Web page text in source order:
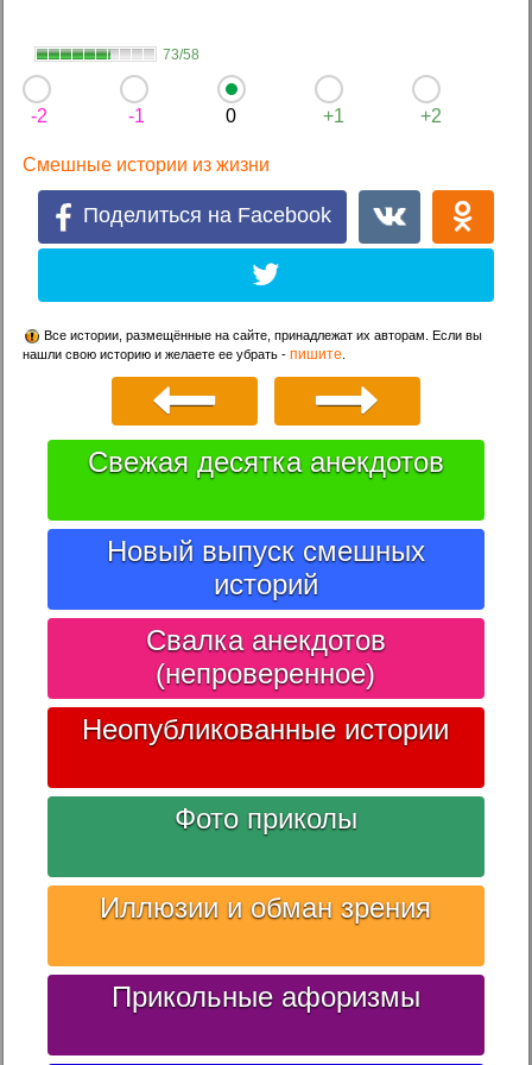
73/58
-2 -1 0 +1 +2
Смешные истории из жизни
Поделиться на Facebook
Все истории, размещённые на сайте, принадлежат их авторам. Если вы
нашли свою историю и желаете ее убрать -пишите
Свежая десятка анекдотов
Новый выпуск смешных
историй
Свалка анекдотов
(непроверенное)
Неопубликованные истории
Фото приколы
Иллюзии и обман зрения
Прикольные афоризмы